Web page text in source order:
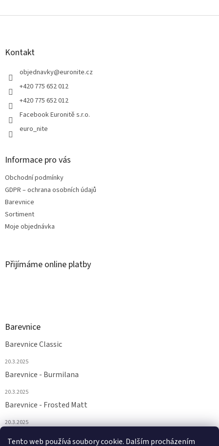
Tento web používá soubory cookie. Dalším procházením
Z
Kontakt
objednavky@euronite.cz
+420 775 652 012
+420 775 652 012
Facebook Euronitě s.r.o.
euro_nite
Informace pro vás
Obchodní podmínky
GDPR – ochrana osobních údajů
Barevnice
Sortiment
Moje objednávka
Přijímáme online platby
Barevnice
Barevnice Classic
20.3.2025
Barevnice - Burmilana
20.3.2025
Barevnice - Frosted Matt
20.3.2025